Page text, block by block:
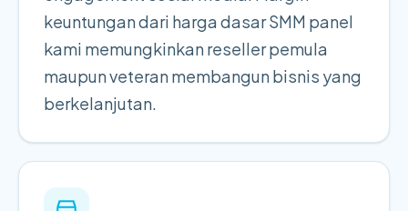
keuntungan dari harga dasar SMM panel
kami memungkinkan reseller pemula
maupun veteran membangun bisnis yang
berkelanjutan.